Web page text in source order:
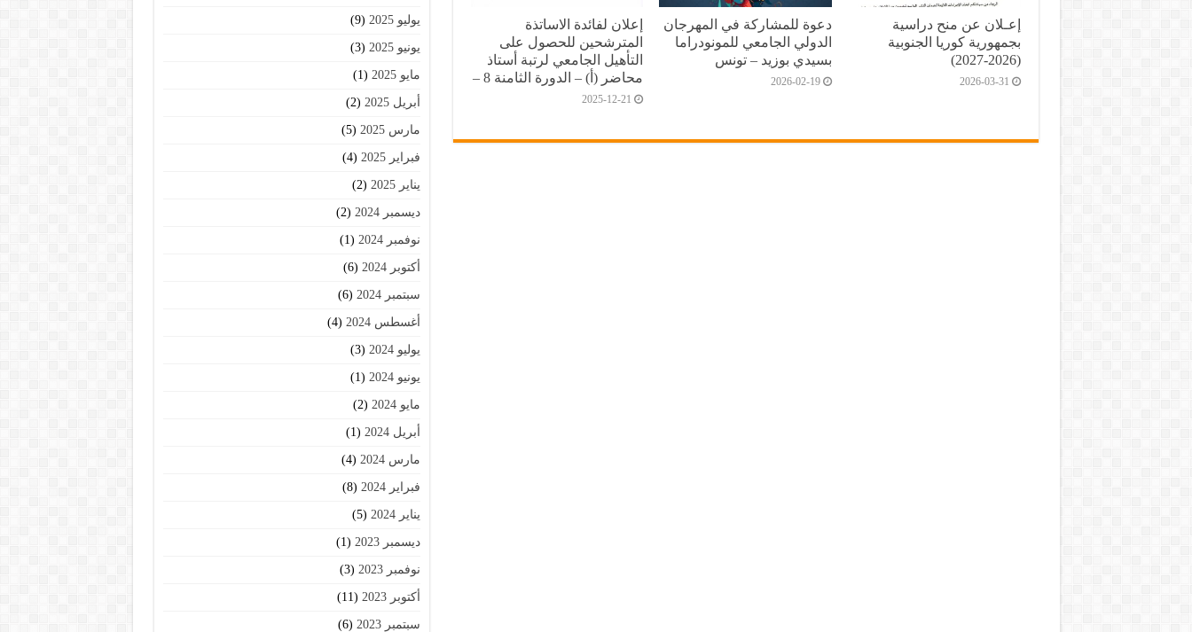
إعـلان عن منح دراسية
بجمهورية كوريا الجنوبية
(2026-2027)
2026-03-31
دعوة للمشاركة في المهرجان
الدولي الجامعي للمونودراما
بسيدي بوزيد – تونس
2026-02-19
إعلان لفائدة الاساتذة
المترشحين للحصول على
التأهيل الجامعي لرتبة أستاذ
محاضر (أ) – الدورة الثامنة 8 –
2025-12-21
يوليو 2025 (9)
يونيو 2025 (3)
مايو 2025 (1)
أبريل 2025 (2)
مارس 2025 (5)
فبراير 2025 (4)
يناير 2025 (2)
ديسمبر 2024 (2)
نوفمبر 2024 (1)
أكتوبر 2024 (6)
سبتمبر 2024 (6)
أغسطس 2024 (4)
يوليو 2024 (3)
يونيو 2024 (1)
مايو 2024 (2)
أبريل 2024 (1)
مارس 2024 (4)
فبراير 2024 (8)
يناير 2024 (5)
ديسمبر 2023 (1)
نوفمبر 2023 (3)
أكتوبر 2023 (11)
سبتمبر 2023 (6)